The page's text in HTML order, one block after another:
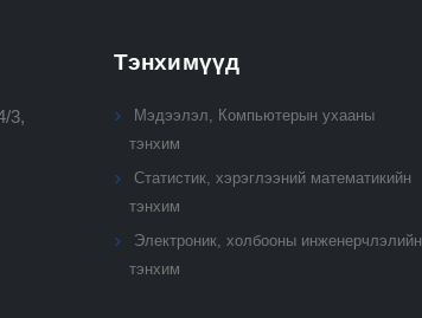
3,
Тэнхимүүд
Мэдээлэл, Компьютерын ухааны
тэнхим
Статистик, хэрэглээний математикийн
тэнхим
Электроник, холбооны инженерчлэлийн
тэнхим